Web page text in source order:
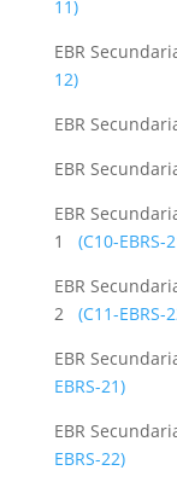
11)
EBR
12)
EBR
EBR
EBR
1 (C10-EBRS-
EBR
2 (C11-EBRS-
EBR
EBRS-21)
EBR
EBRS-22)